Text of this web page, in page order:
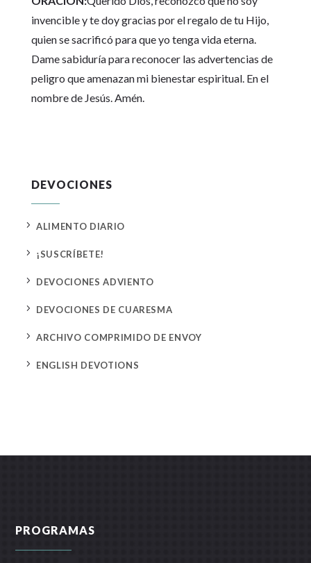
invencible y te doy gracias por el regalo de tu Hijo,
quien se sacrificó para que yo tenga vida eterna.
Dame sabiduría para reconocer las advertencias de
peligro que amenazan mi bienestar espiritual. En el
nombre de Jesús. Amén.
DEVOCIONES
5 ALIMENTO DIARIO
5 ¡SUSCRÍBETE!
5 DEVOCIONES ADVIENTO
5 DEVOCIONES DE CUARESMA
5 ARCHIVO COMPRIMIDO DE ENVOY
5 ENGLISH DEVOTIONS
PROGRAMAS